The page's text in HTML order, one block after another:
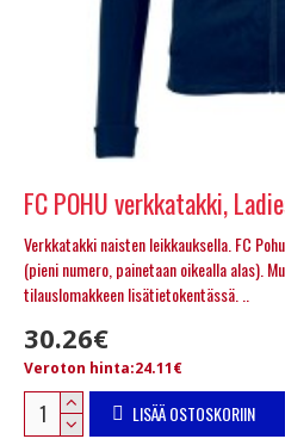
FC POHU verkkatakki,
Verkkatakki naisten leikkauksella. FC
(pieni numero, painetaan oikealla alas).
tilauslomakkeen lisätietokentässä. ..
30.26€
Veroton hinta:24.11€
LISÄÄ OSTOSKORIIN